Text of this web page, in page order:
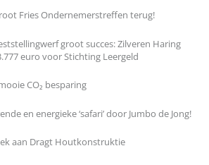
Fries Ondernemerstreffen terug!
groot succes: Zilveren Haring
euro voor Stichting Leergeld
CO₂ besparing
en energieke ‘safari’ door Jumbo de Jong!
aan Dragt Houtkonstruktie